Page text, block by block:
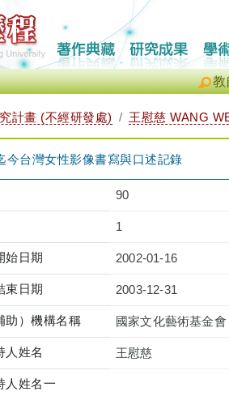
教
計畫 (不經研發處) 王慰慈 WANG
今台灣女性影像書寫與口述記錄
90
1
始日期 2002-01-16
束日期 2003-12-31
助）機構名稱 國家文化藝術基金會
人姓名 王慰慈
人姓名一